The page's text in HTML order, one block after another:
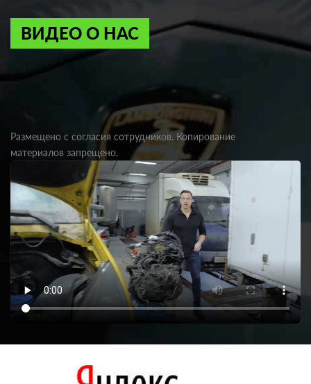
ВИДЕО О НАС
Размещено с согласия сотрудников. Копирование
материалов запрещено.